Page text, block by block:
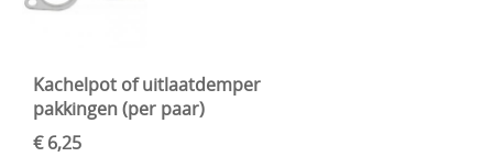
Kachelpot of uitlaatdemper
pakkingen (per paar)
€ 6,25